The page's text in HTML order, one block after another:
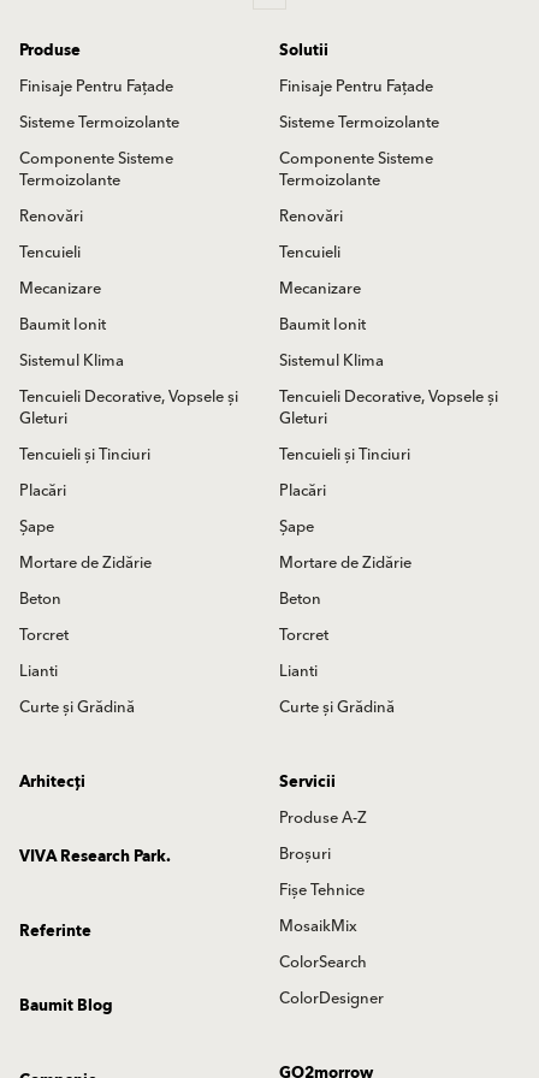
Produse
Finisaje Pentru Fațade
Sisteme Termoizolante
Componente Sisteme
Termoizolante
Renovări
Tencuieli
Mecanizare
Baumit Ionit
Sistemul Klima
Tencuieli Decorative, Vopsele și
Gleturi
Tencuieli și Tinciuri
Placări
Șape
Mortare de Zidărie
Beton
Torcret
Lianti
Curte și Grădină
Solutii
Finisaje Pentru Fațade
Sisteme Termoizolante
Componente Sisteme
Termoizolante
Renovări
Tencuieli
Mecanizare
Baumit Ionit
Sistemul Klima
Tencuieli Decorative, Vopsele și
Gleturi
Tencuieli și Tinciuri
Placări
Șape
Mortare de Zidărie
Beton
Torcret
Lianti
Curte și Grădină
Arhitecți
Servicii
Produse A-Z
Broșuri
Fișe Tehnice
MosaikMix
ColorSearch
ColorDesigner
VIVA Research Park.
Referinte
Baumit Blog